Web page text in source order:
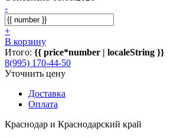
-
+
В корзину
Итого: {{ price*number | localeString }}
8(995) 170-44-50
Уточнить цену
Доставка
Оплата
Краснодар и Краснодарский край